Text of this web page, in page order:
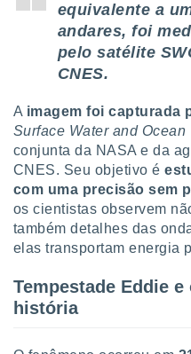
website,
ou
Pode
através
equivalente a
andares, foi
pelo satélite
CNES.
A imagem foi capturada
Surface Water and Ocean
conjunta da NASA e da
CNES. Seu objetivo é
com uma precisão sem
os cientistas observem
também detalhes das
elas transportam energia
Tempestade Eddie
história